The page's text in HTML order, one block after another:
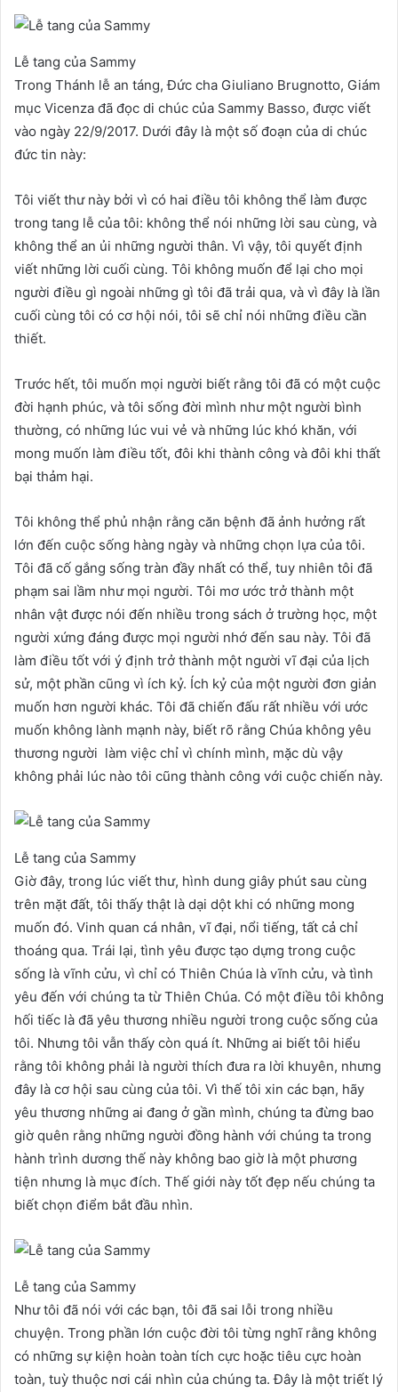
Lễ tang của Sammy
Trong Thánh lễ an táng, Đức cha Giuliano Brugnotto, Giám
mục Vicenza đã đọc di chúc của Sammy Basso, được viết
vào ngày 22/9/2017. Dưới đây là một số đoạn của di chúc
đức tin này:
Tôi viết thư này bởi vì có hai điều tôi không thể làm được
trong tang lễ của tôi: không thể nói những lời sau cùng, và
không thể an ủi những người thân. Vì vậy, tôi quyết định
viết những lời cuối cùng. Tôi không muốn để lại cho mọi
người điều gì ngoài những gì tôi đã trải qua, và vì đây là lần
cuối cùng tôi có cơ hội nói, tôi sẽ chỉ nói những điều cần
thiết.
Trước hết, tôi muốn mọi người biết rằng tôi đã có một cuộc
đời hạnh phúc, và tôi sống đời mình như một người bình
thường, có những lúc vui vẻ và những lúc khó khăn, với
mong muốn làm điều tốt, đôi khi thành công và đôi khi thất
bại thảm hại.
Tôi không thể phủ nhận rằng căn bệnh đã ảnh hưởng rất
lớn đến cuộc sống hàng ngày và những chọn lựa của tôi.
Tôi đã cố gắng sống tràn đầy nhất có thể, tuy nhiên tôi đã
phạm sai lầm như mọi người. Tôi mơ ước trở thành một
nhân vật được nói đến nhiều trong sách ở trường học, một
người xứng đáng được mọi người nhớ đến sau này. Tôi đã
làm điều tốt với ý định trở thành một người vĩ đại của lịch
sử, một phần cũng vì ích kỷ. Ích kỷ của một người đơn giản
muốn hơn người khác. Tôi đã chiến đấu rất nhiều với ước
muốn không lành mạnh này, biết rõ rằng Chúa không yêu
thương người làm việc chỉ vì chính mình, mặc dù vậy
không phải lúc nào tôi cũng thành công với cuộc chiến này.
Lễ tang của Sammy
Giờ đây, trong lúc viết thư, hình dung giây phút sau cùng
trên mặt đất, tôi thấy thật là dại dột khi có những mong
muốn đó. Vinh quan cá nhân, vĩ đại, nổi tiếng, tất cả chỉ
thoáng qua. Trái lại, tình yêu được tạo dựng trong cuộc
sống là vĩnh cửu, vì chỉ có Thiên Chúa là vĩnh cửu, và tình
yêu đến với chúng ta từ Thiên Chúa. Có một điều tôi không
hối tiếc là đã yêu thương nhiều người trong cuộc sống của
tôi. Nhưng tôi vẫn thấy còn quá ít. Những ai biết tôi hiểu
rằng tôi không phải là người thích đưa ra lời khuyên, nhưng
đây là cơ hội sau cùng của tôi. Vì thế tôi xin các bạn, hãy
yêu thương những ai đang ở gần mình, chúng ta đừng bao
giờ quên rằng những người đồng hành với chúng ta trong
hành trình dương thế này không bao giờ là một phương
tiện nhưng là mục đích. Thế giới này tốt đẹp nếu chúng ta
biết chọn điểm bắt đầu nhìn.
Lễ tang của Sammy
Như tôi đã nói với các bạn, tôi đã sai lỗi trong nhiều
chuyện. Trong phần lớn cuộc đời tôi từng nghĩ rằng không
có những sự kiện hoàn toàn tích cực hoặc tiêu cực hoàn
toàn, tuỳ thuộc nơi cái nhìn của chúng ta. Đây là một triết lý